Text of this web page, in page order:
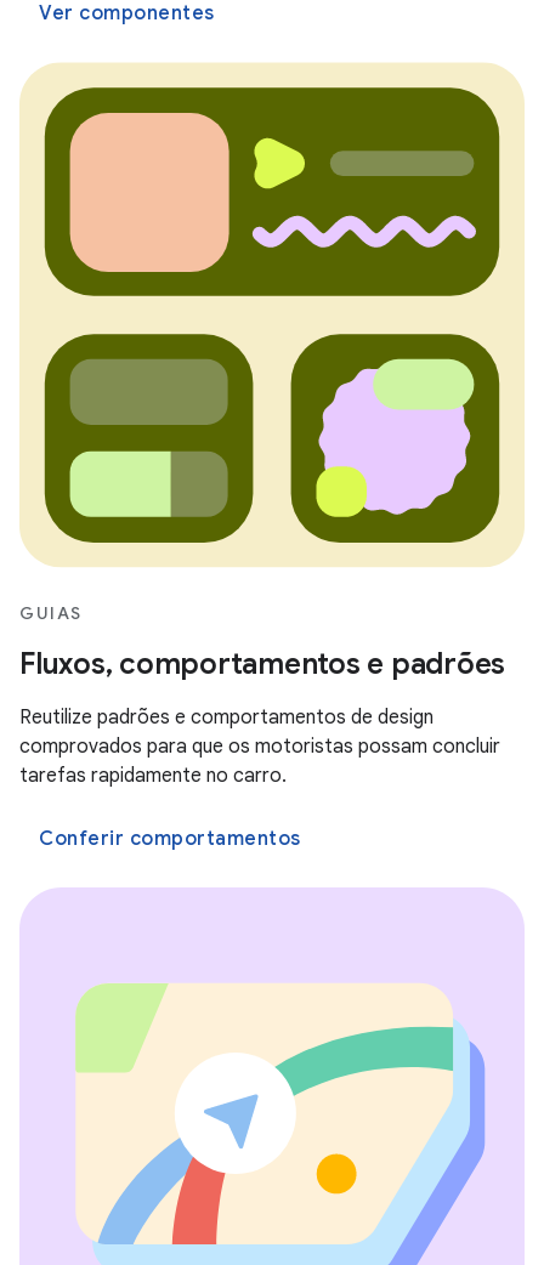
Ver componentes
GUIAS
Fluxos, comportamentos e padrões
Reutilize padrões e comportamentos de design
comprovados para que os motoristas possam concluir
tarefas rapidamente no carro.
Conferir comportamentos